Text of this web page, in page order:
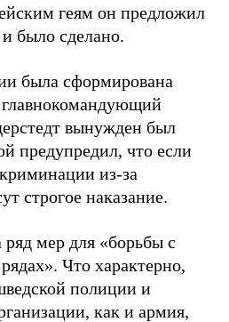
геям он предложил
было сделано.
была сформирована
вынужден был
предупредил, что если
из-за
строгое наказание.
мер для «борьбы с
Что характерно,
полиции и
как и армия,